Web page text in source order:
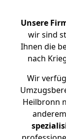
Unsere
wir sind
Ihnen die
nach
Wir
Heilbronn